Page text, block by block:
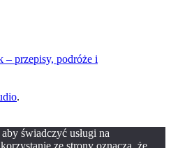
– przepisy, podróże i
.
świadczyć usługi na